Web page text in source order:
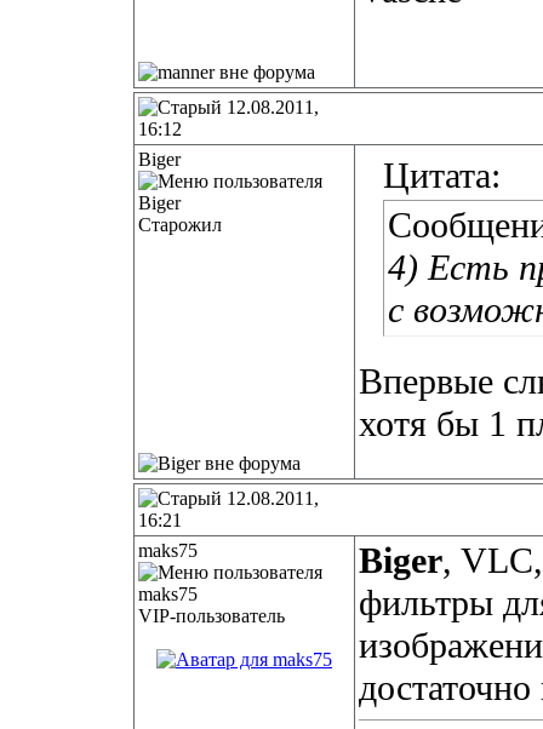
12.08.2011,
16:12
Biger
Старожил
Цитата:
4) Есть
с
Впервые
хотя бы 1
12.08.2011,
16:21
maks75
VIP-пользователь
Biger,
фильтры